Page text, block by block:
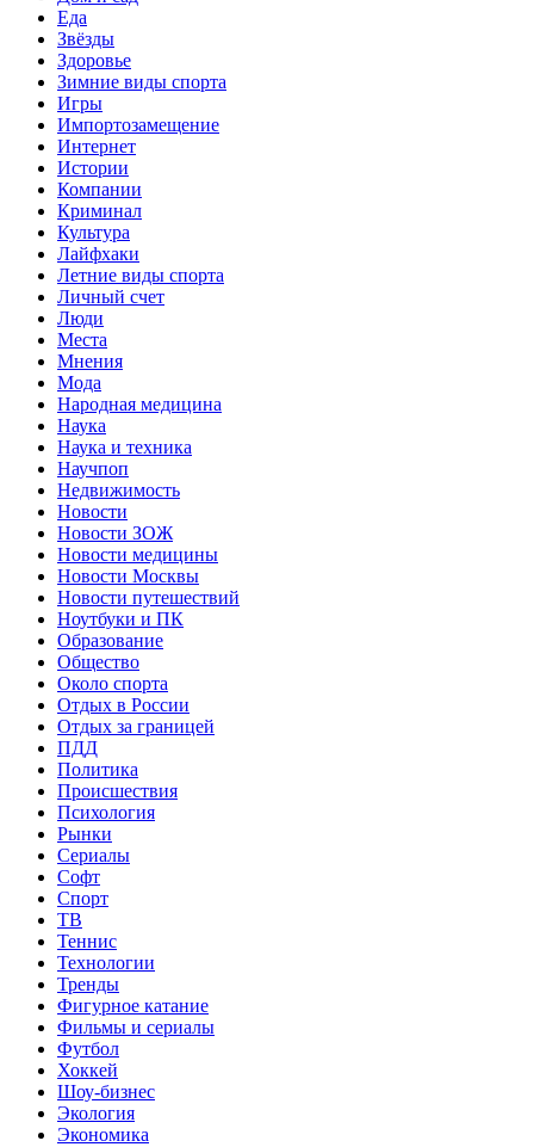
Еда
Звёзды
Здоровье
Зимние виды спорта
Игры
Импортозамещение
Интернет
Истории
Компании
Криминал
Культура
Лайфхаки
Летние виды спорта
Личный счет
Люди
Места
Мнения
Мода
Народная медицина
Наука
Наука и техника
Научпоп
Недвижимость
Новости
Новости ЗОЖ
Новости медицины
Новости Москвы
Новости путешествий
Ноутбуки и ПК
Образование
Общество
Около спорта
Отдых в России
Отдых за границей
ПДД
Политика
Происшествия
Психология
Рынки
Сериалы
Софт
Спорт
ТВ
Теннис
Технологии
Тренды
Фигурное катание
Фильмы и сериалы
Футбол
Хоккей
Шоу-бизнес
Экология
Экономика